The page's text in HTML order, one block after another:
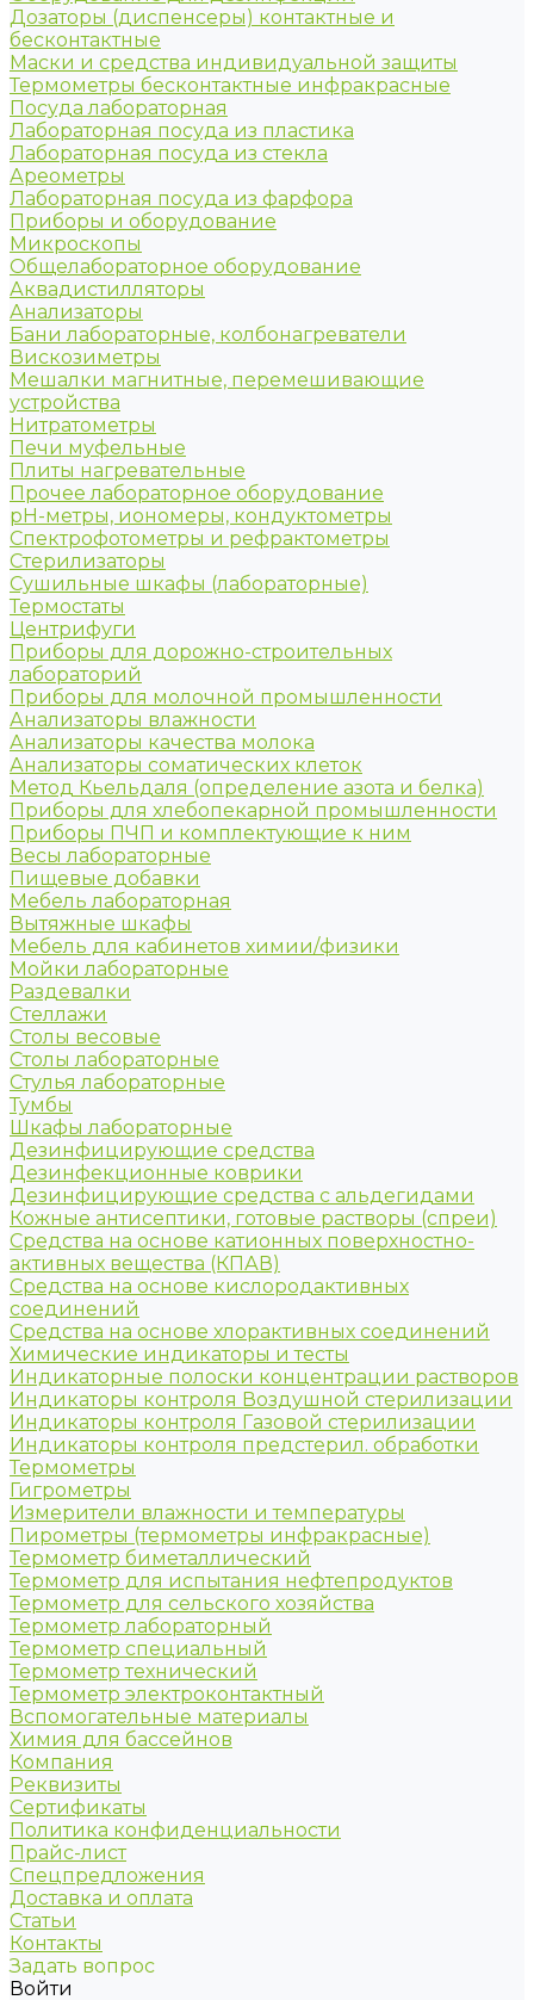
Дозаторы (диспенсеры) контактные и
бесконтактные
Маски и средства индивидуальной защиты
Термометры бесконтактные инфракрасные
Посуда лабораторная
Лабораторная посуда из пластика
Лабораторная посуда из стекла
Ареометры
Лабораторная посуда из фарфора
Приборы и оборудование
Микроскопы
Общелабораторное оборудование
Аквадистилляторы
Анализаторы
Бани лабораторные, колбонагреватели
Вискозиметры
Мешалки магнитные, перемешивающие
устройства
Нитратометры
Печи муфельные
Плиты нагревательные
Прочее лабораторное оборудование
рН-метры, иономеры, кондуктометры
Спектрофотометры и рефрактометры
Стерилизаторы
Сушильные шкафы (лабораторные)
Термостаты
Центрифуги
Приборы для дорожно-строительных
лабораторий
Приборы для молочной промышленности
Анализаторы влажности
Анализаторы качества молока
Анализаторы соматических клеток
Метод Кьельдаля (определение азота и белка)
Приборы для хлебопекарной промышленности
Приборы ПЧП и комплектующие к ним
Весы лабораторные
Пищевые добавки
Мебель лабораторная
Вытяжные шкафы
Мебель для кабинетов химии/физики
Мойки лабораторные
Раздевалки
Стеллажи
Столы весовые
Столы лабораторные
Стулья лабораторные
Тумбы
Шкафы лабораторные
Дезинфицирующие средства
Дезинфекционные коврики
Дезинфицирующие средства с альдегидами
Кожные антисептики, готовые растворы (спреи)
Средства на основе катионных поверхностно-
активных вещества (КПАВ)
Средства на основе кислородактивных
соединений
Средства на основе хлорактивных соединений
Химические индикаторы и тесты
Индикаторные полоски концентрации растворов
Индикаторы контроля Воздушной стерилизации
Индикаторы контроля Газовой стерилизации
Индикаторы контроля предстерил. обработки
Термометры
Гигрометры
Измерители влажности и температуры
Пирометры (термометры инфракрасные)
Термометр биметаллический
Термометр для испытания нефтепродуктов
Термометр для сельского хозяйства
Термометр лабораторный
Термометр специальный
Термометр технический
Термометр электроконтактный
Вспомогательные материалы
Химия для бассейнов
Компания
Реквизиты
Сертификаты
Политика конфиденциальности
Прайс-лист
Спецпредложения
Доставка и оплата
Статьи
Контакты
Задать вопрос
Войти